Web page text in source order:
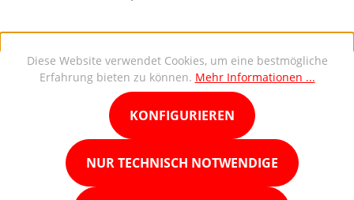
Diese Website verwendet Cookies, um eine bestmögliche
Erfahrung bieten zu können. Mehr Informationen ...
NUR TECHNISCH NOTWENDIGE
KONFIGURIEREN